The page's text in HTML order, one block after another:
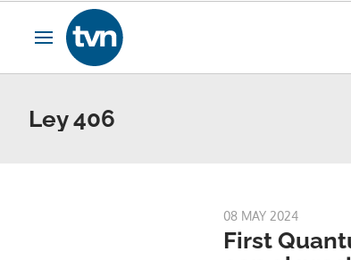
Ir al contenido
Obrir navegació
Ley 406
08 MAY 2024
First